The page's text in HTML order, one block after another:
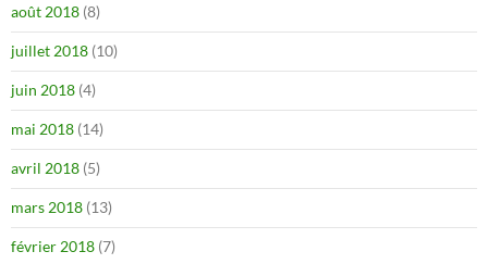
août 2018 (8)
juillet 2018 (10)
juin 2018 (4)
mai 2018 (14)
avril 2018 (5)
mars 2018 (13)
février 2018 (7)